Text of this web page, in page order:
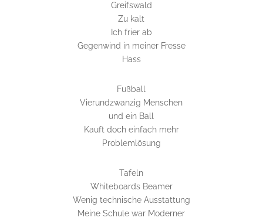
Greifswald
Zu kalt
Ich frier ab
Gegenwind in meiner Fresse
Hass
Fußball
Vierundzwanzig Menschen
und ein Ball
Kauft doch einfach mehr
Problemlösung
Tafeln
Whiteboards Beamer
Wenig technische Ausstattung
Meine Schule war Moderner